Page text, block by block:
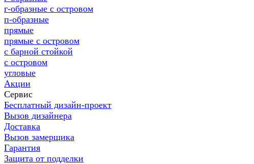
г-образные с островом
п-образные
прямые
прямые с островом
с барной стойкой
с островом
угловые
Акции
Сервис
Бесплатный дизайн-проект
Вызов дизайнера
Доставка
Вызов замерщика
Гарантия
Защита от подделки